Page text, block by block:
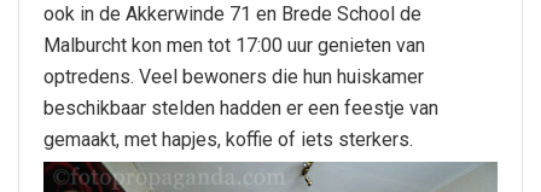
ook in de Akkerwinde 71 en Brede School de
Malburcht kon men tot 17:00 uur genieten van
optredens. Veel bewoners die hun huiskamer
beschikbaar stelden hadden er een feestje van
gemaakt, met hapjes, koffie of iets sterkers.